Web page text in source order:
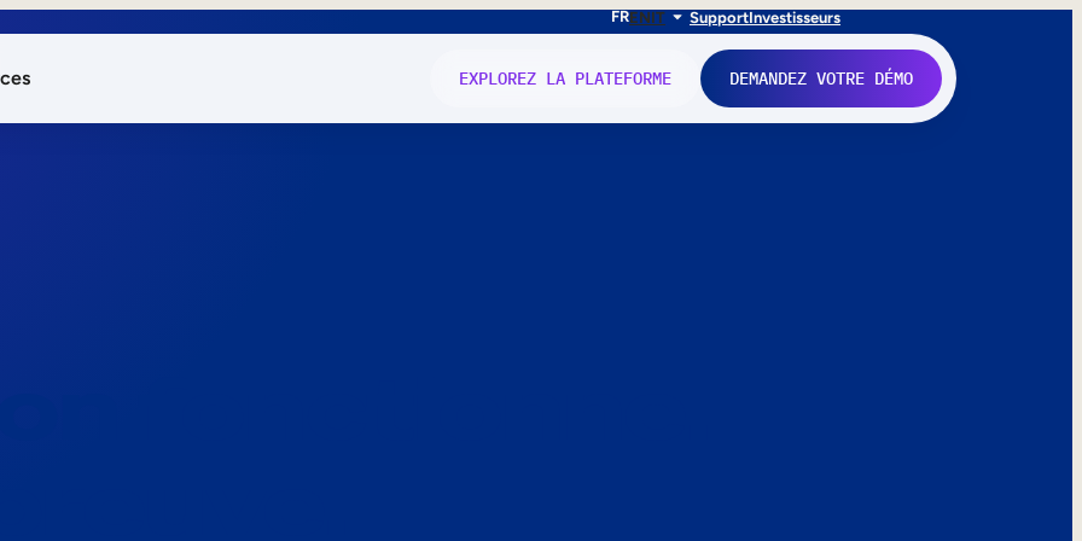
FRENIT SupportInvestisseurs
EXPLOREZ LA PLATEFORME DEMANDEZ VOTRE DÉMO